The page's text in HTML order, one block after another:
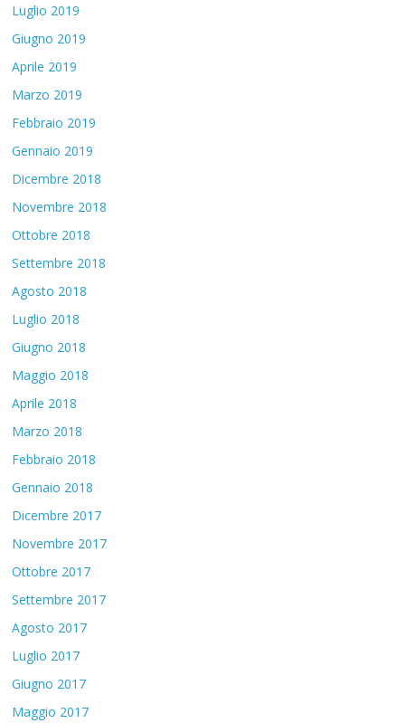
Luglio 2019
Giugno 2019
Aprile 2019
Marzo 2019
Febbraio 2019
Gennaio 2019
Dicembre 2018
Novembre 2018
Ottobre 2018
Settembre 2018
Agosto 2018
Luglio 2018
Giugno 2018
Maggio 2018
Aprile 2018
Marzo 2018
Febbraio 2018
Gennaio 2018
Dicembre 2017
Novembre 2017
Ottobre 2017
Settembre 2017
Agosto 2017
Luglio 2017
Giugno 2017
Maggio 2017